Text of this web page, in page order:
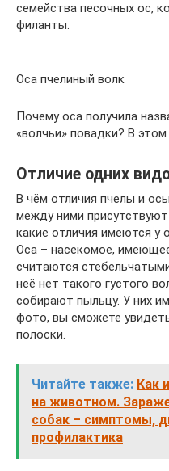
семейства песочных ос,
филанты.
Оса пчелиный волк
Почему оса получила
«волчьи» повадки? В
Отличие одних
В чём отличия пчелы и
между ними
какие отличия имеются у
Оса – насекомое,
считаются
неё нет такого густого
собирают пыльцу. У них
фото, вы сможете
полоски.
Читайте также: Как
на животном.
собак – симптомы,
профилактика